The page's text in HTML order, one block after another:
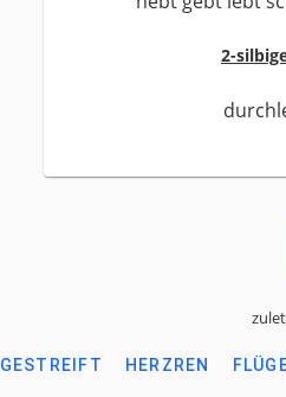
2-
GESTREIFT HERZREN